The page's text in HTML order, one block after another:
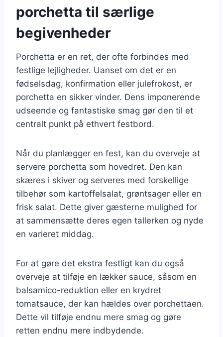
porchetta til særlige
begivenheder
Porchetta er en ret, der ofte forbindes med
festlige lejligheder. Uanset om det er en
fødselsdag, konfirmation eller julefrokost, er
porchetta en sikker vinder. Dens imponerende
udseende og fantastiske smag gør den til et
centralt punkt på ethvert festbord.
Når du planlægger en fest, kan du overveje at
servere porchetta som hovedret. Den kan
skæres i skiver og serveres med forskellige
tilbehør som kartoffelsalat, grøntsager eller en
frisk salat. Dette giver gæsterne mulighed for
at sammensætte deres egen tallerken og nyde
en varieret middag.
For at gøre det ekstra festligt kan du også
overveje at tilføje en lækker sauce, såsom en
balsamico-reduktion eller en krydret
tomatsauce, der kan hældes over porchettaen.
Dette vil tilføje endnu mere smag og gøre
retten endnu mere indbydende.